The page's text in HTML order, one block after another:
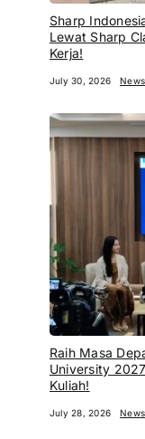
Sharp
Lewat Sharp
Kerja!
July 30, 2026 News
Raih Masa
University
Kuliah!
July 28, 2026 News